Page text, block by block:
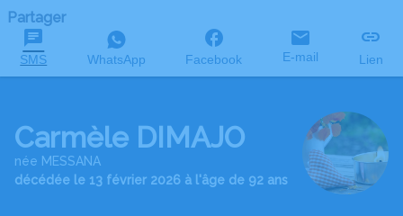
Partager
SMS WhatsApp Facebook E-mail Lien
Carmèle DIMAJO
née MESSANA
décédée le 13 février 2026 à l'âge de 92 ans